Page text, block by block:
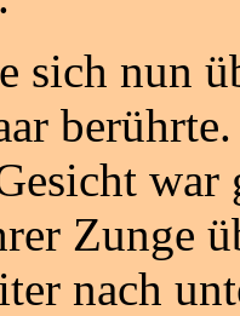
sich nun
war
Zunge
nach